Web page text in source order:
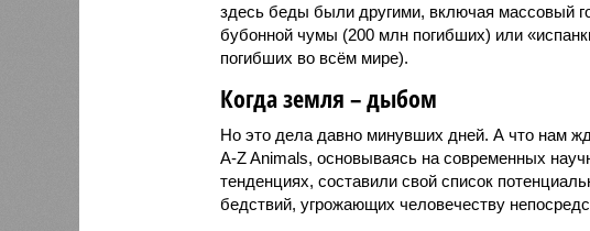
здесь беды были другими, включая массовый
бубонной чумы (200 млн погибших) или
погибших во всём мире).
Когда земля – дыбом
Но это дела давно минувших дней. А что нам
A-Z Animals, основываясь на современных
тенденциях, составили свой список
бедствий, угрожающих человечеству